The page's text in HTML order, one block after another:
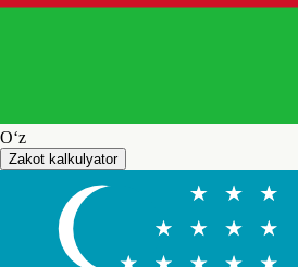
O‘z
Zakot kalkulyator